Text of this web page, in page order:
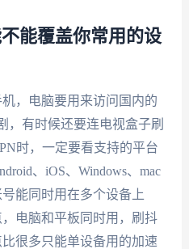
能覆盖你常用的设
，电脑要用来访问国内的
，有时候还要连电视盒子刷
时，一定要看支持的平台
、iOS、Windows、mac
能同时用在多个设备上
电脑和平板同时用，刷抖
很多只能单设备用的加速